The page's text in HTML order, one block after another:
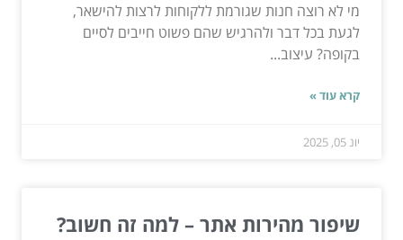
מי לא רוצה חנות שגורמת ללקוחות לרצות להישאר,
לגעת בכל דבר ולהרגיש שהם פשוט חייבים לסיים
בקופה? עיצוב...
קרא עוד »
יונ 05, 2025
שיפור מהירות אתר – למה זה חשוב?